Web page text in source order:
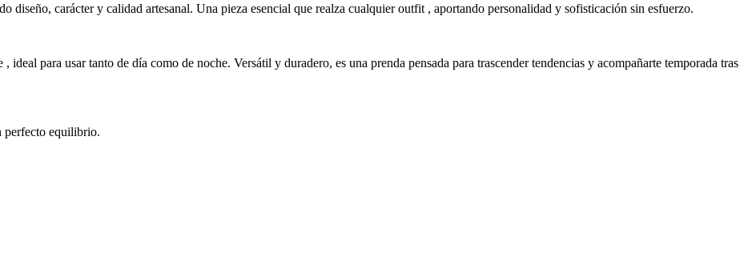
diseño, carácter y calidad artesanal. Una pieza esencial que realza cualquier outfit , aportando personalidad y sofisticación sin esfuerzo.
para usar tanto de día como de noche. Versátil y duradero, es una prenda pensada para trascender tendencias y acompañarte temporada tras
perfecto equilibrio.